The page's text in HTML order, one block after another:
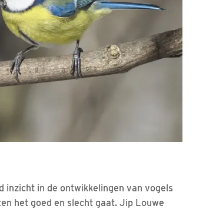
inzicht in de ontwikkelingen van vogels
het goed en slecht gaat. Jip Louwe